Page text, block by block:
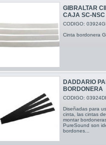
GIBRALTAR
CAJA SC-
CODIGO:
Cinta bordonera
DADDARIO
BORDONERA
CODIGO:
Diseñadas para
cinta, las cintas
montar
PureSound son
bordones...